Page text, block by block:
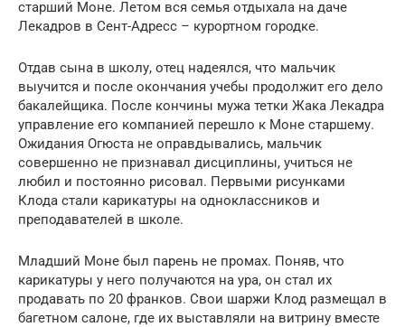
старший Моне. Летом вся семья отдыхала на даче
Лекадров в Сент-Адресс – курортном городке.
Отдав сына в школу, отец надеялся, что мальчик
выучится и после окончания учебы продолжит его дело
бакалейщика. После кончины мужа тетки Жака Лекадра
управление его компанией перешло к Моне старшему.
Ожидания Огюста не оправдывались, мальчик
совершенно не признавал дисциплины, учиться не
любил и постоянно рисовал. Первыми рисунками
Клода стали карикатуры на одноклассников и
преподавателей в школе.
Младший Моне был парень не промах. Поняв, что
карикатуры у него получаются на ура, он стал их
продавать по 20 франков. Свои шаржи Клод размещал в
багетном салоне, где их выставляли на витрину вместе